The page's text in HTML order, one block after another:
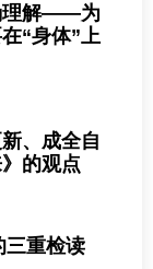
理解——为
“身体”上
、成全自
的观点
重检读